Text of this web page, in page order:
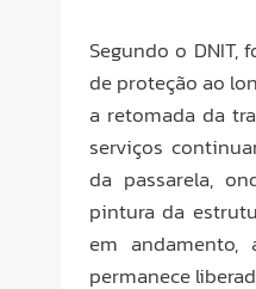
Segundo o DNIT,
de proteção ao
a retomada da
serviços
da passarela,
pintura da
em andamento,
permanece